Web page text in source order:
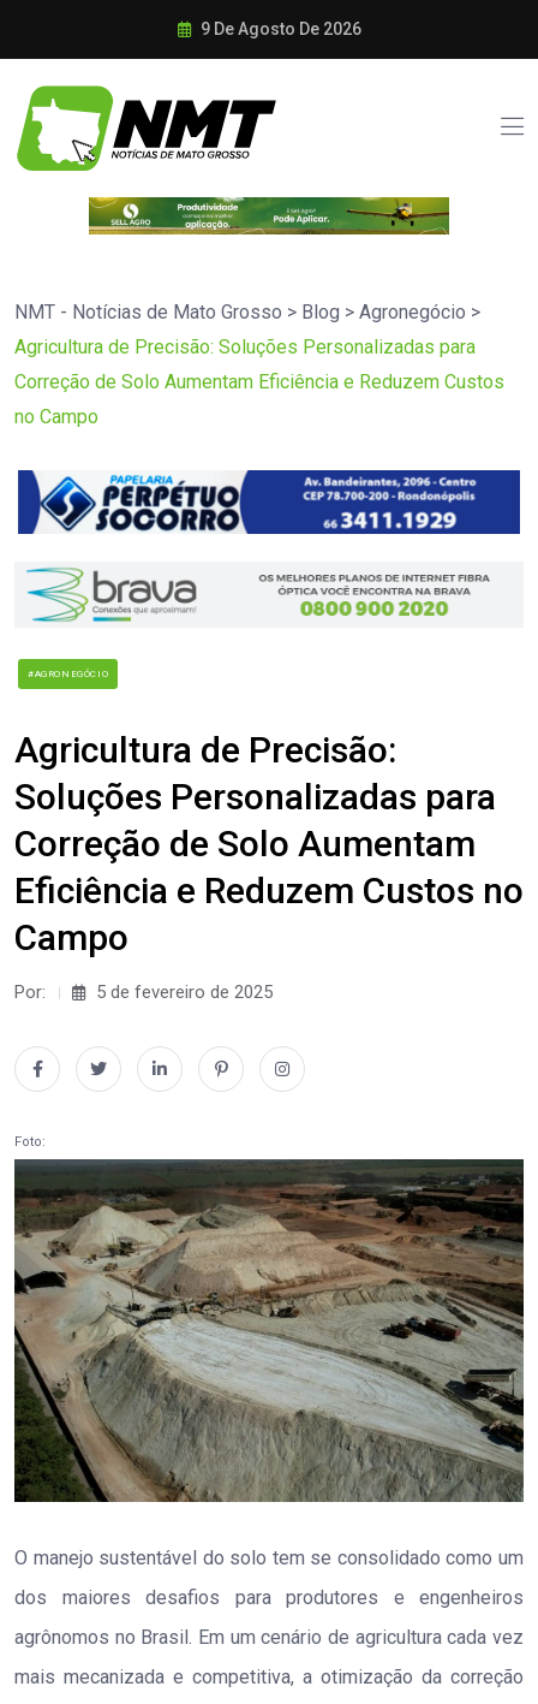
9 De Agosto De 2026
NMT - Notícias de Mato Grosso > Blog > Agronegócio >
Agricultura de Precisão: Soluções Personalizadas para
Correção de Solo Aumentam Eficiência e Reduzem Custos
no Campo
#AGRONEGÓCIO
Agricultura de Precisão:
Soluções Personalizadas para
Correção de Solo Aumentam
Eficiência e Reduzem Custos no
Campo
Por: 5 de fevereiro de 2025
Foto:
O manejo sustentável do solo tem se consolidado como um
dos maiores desafios para produtores e engenheiros
agrônomos no Brasil. Em um cenário de agricultura cada vez
mais mecanizada e competitiva, a otimização da correção